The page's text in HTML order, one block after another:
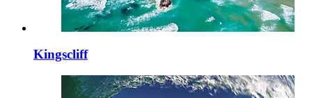
Kingscliff